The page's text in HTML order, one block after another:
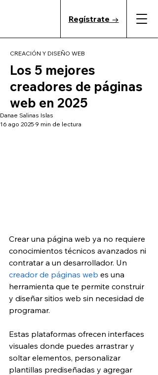
Regístrate →
CREACIÓN Y DISEÑO WEB
Los 5 mejores
creadores de páginas
web en 2025
Danae Salinas Islas
16 ago 2025 9 min de lectura
Crear una página web ya no requiere
conocimientos técnicos avanzados ni
contratar a un desarrollador. Un
creador de páginas web es una
herramienta que te permite construir
y diseñar sitios web sin necesidad de
programar.
Estas plataformas ofrecen interfaces
visuales donde puedes arrastrar y
soltar elementos, personalizar
plantillas prediseñadas y agregar